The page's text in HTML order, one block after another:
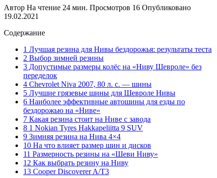
Автор На чтение 24 мин. Просмотров 16 Опубликовано
19.02.2021
Содержание
1 Лучшая резина для Нивы бездорожья: результаты теста
2 Выбор зимней резины
3 Допустимые размеры колёс на «Ниву Шевроле» без
переделок
4 Chevrolet Niva 2007, 80 л. с. — шины
5 Лучшие грязевые шины для Шевроле Нивы
6 Наиболее эффективные автошины для езды по
бездорожью на «Ниве»
7 Какая резина стоит на Ниве с завода
8 1 Nokian Tyres Hakkapeliitta 9 SUV
9 Зимняя резина на Нива 4×4
10 На что влияет размер шин и дисков
11 Размерность резины на «Шеви Ниву»
12 Как выбрать резину на Ниву
13 Cooper Discoverer A/T3